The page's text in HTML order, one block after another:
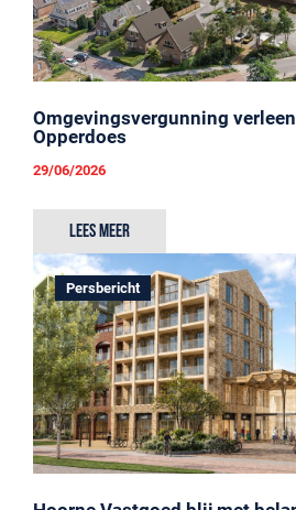
Omgevingsvergunning
Opperdoes
29/06/2026
Lees meer
Persbericht